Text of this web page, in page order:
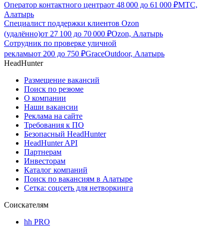
Оператор контактного центраот 48 000 до 61 000 ₽МТС,
Алатырь
Специалист поддержки клиентов Ozon
(удалённо)от 27 100 до 70 000 ₽Ozon, Алатырь
Сотрудник по проверке уличной
рекламыот 200 до 750 ₽GraceOutdoor, Алатырь
HeadHunter
Размещение вакансий
Поиск по резюме
О компании
Наши вакансии
Реклама на сайте
Требования к ПО
Безопасный HeadHunter
HeadHunter API
Партнерам
Инвесторам
Каталог компаний
Поиск по вакансиям в Алатыре
Сетка: соцсеть для нетворкинга
Соискателям
hh PRO